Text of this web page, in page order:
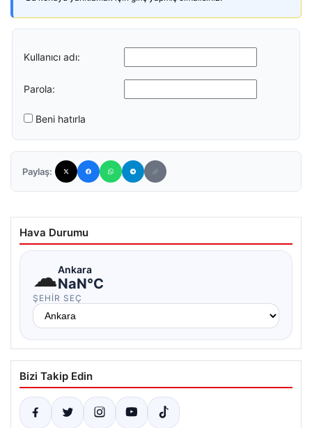
Kullanıcı adı:
Parola:
Beni hatırla
Paylaş:
Hava Durumu
☁Ankara
NaN°C
ŞEHIR SEÇ
Bizi Takip Edin